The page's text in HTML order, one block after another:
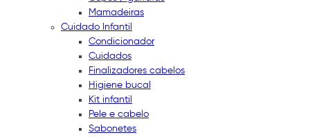
Mamadeiras
Cuidado Infantil
Condicionador
Cuidados
Finalizadores cabelos
Higiene bucal
Kit infantil
Pele e cabelo
Sabonetes